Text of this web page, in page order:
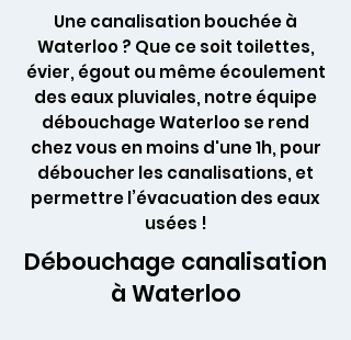
Une canalisation bouchée à
Waterloo ? Que ce soit toilettes,
évier, égout ou même écoulement
des eaux pluviales, notre équipe
débouchage Waterloo se rend
chez vous en moins d'une 1h, pour
déboucher les canalisations, et
permettre l’évacuation des eaux
usées !
Débouchage canalisation
à Waterloo